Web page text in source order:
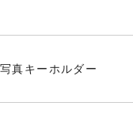
写真キーホルダー